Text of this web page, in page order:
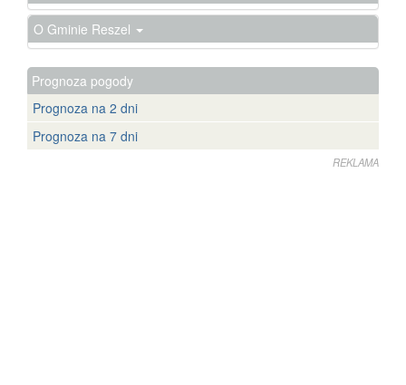
O Gminie Reszel
Prognoza pogody
Prognoza na 2 dni
Prognoza na 7 dni
REKLAMA